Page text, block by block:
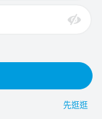
先逛逛